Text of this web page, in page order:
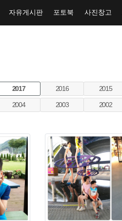
자유게시판 포토북 사진창고
2017 2016 2015
2004 2003 2002